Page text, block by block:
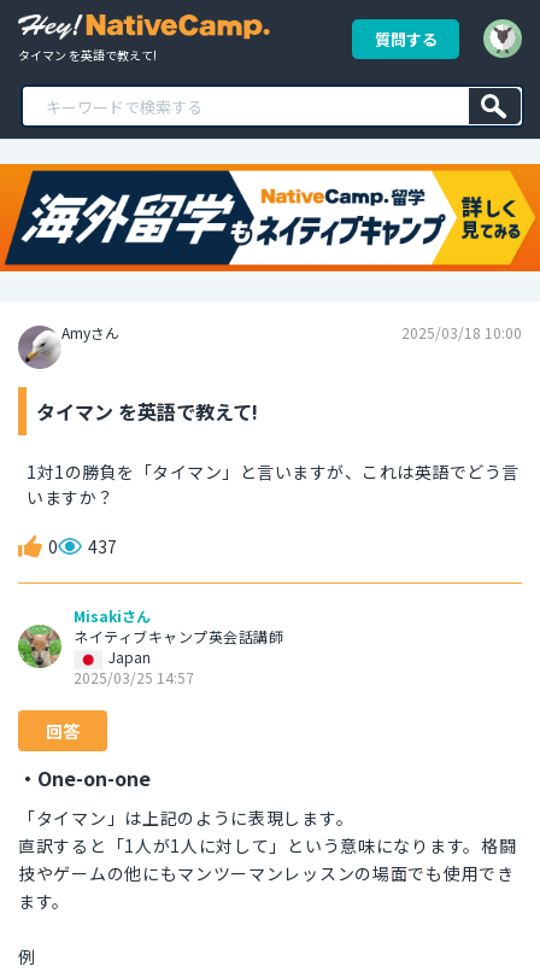
タイマン を英語で教えて!
質問する
Amyさん 2025/03/18 10:00
タイマン を英語で教えて!
1対1の勝負を「タイマン」と言いますが、これは英語でどう言
いますか？
0 437
Misakiさん
ネイティブキャンプ英会話講師
Japan
2025/03/25 14:57
回答
・One-on-one
「タイマン」は上記のように表現します。
直訳すると「1人が1人に対して」という意味になります。格闘
技やゲームの他にもマンツーマンレッスンの場面でも使用でき
ます。
例